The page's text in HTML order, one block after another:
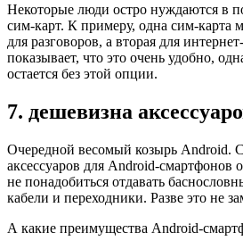
Некоторые люди остро нуждаются в
сим-карт. К примеру, одна сим-карта
для разговоров, а вторая для
показывает, что это очень удобно,
остается без этой опции.
7. дешевизна
Очередной весомый козырь Android.
аксессуаров для Android-смартфонов
не понадобиться отдавать
кабели и переходники. Разве это не
А какие преимущества Android-